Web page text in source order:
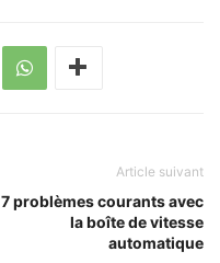
Article suivant
7 problèmes courants avec
la boîte de vitesse
automatique